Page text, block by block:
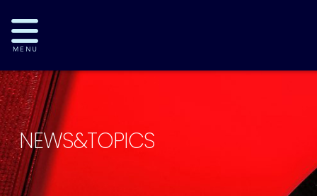
NEWS&TOPICS